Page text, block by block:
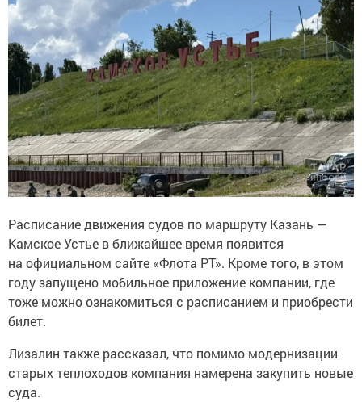
Расписание движения судов по маршруту Казань —
Камское Устье в ближайшее время появится
на официальном сайте «Флота РТ». Кроме того, в этом
году запущено мобильное приложение компании, где
тоже можно ознакомиться с расписанием и приобрести
билет.
Лизалин также рассказал, что помимо модернизации
старых теплоходов компания намерена закупить новые
суда.